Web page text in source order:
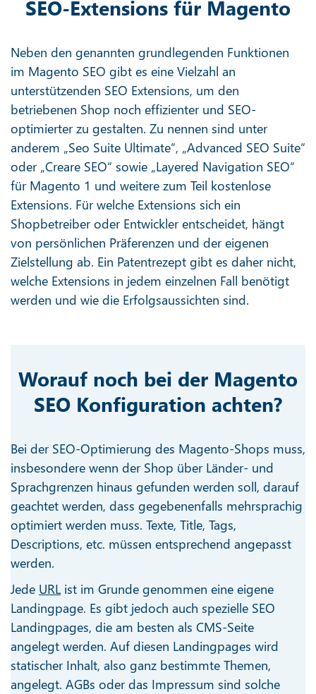
SEO-Extensions für Magento
Neben den genannten grundlegenden Funktionen
im Magento SEO gibt es eine Vielzahl an
unterstützenden SEO Extensions, um den
betriebenen Shop noch effizienter und SEO-
optimierter zu gestalten. Zu nennen sind unter
anderem „Seo Suite Ultimate“, „Advanced SEO Suite“
oder „Creare SEO“ sowie „Layered Navigation SEO“
für Magento 1 und weitere zum Teil kostenlose
Extensions. Für welche Extensions sich ein
Shopbetreiber oder Entwickler entscheidet, hängt
von persönlichen Präferenzen und der eigenen
Zielstellung ab. Ein Patentrezept gibt es daher nicht,
welche Extensions in jedem einzelnen Fall benötigt
werden und wie die Erfolgsaussichten sind.
Worauf noch bei der Magento
SEO Konfiguration achten?
Bei der SEO-Optimierung des Magento-Shops muss,
insbesondere wenn der Shop über Länder- und
Sprachgrenzen hinaus gefunden werden soll, darauf
geachtet werden, dass gegebenenfalls mehrsprachig
optimiert werden muss. Texte, Title, Tags,
Descriptions, etc. müssen entsprechend angepasst
werden.
Jede URList im Grunde genommen eine eigene
Landingpage. Es gibt jedoch auch spezielle SEO
Landingpages, die am besten als CMS-Seite
angelegt werden. Auf diesen Landingpages wird
statischer Inhalt, also ganz bestimmte Themen,
angelegt. AGBs oder das Impressum sind solche